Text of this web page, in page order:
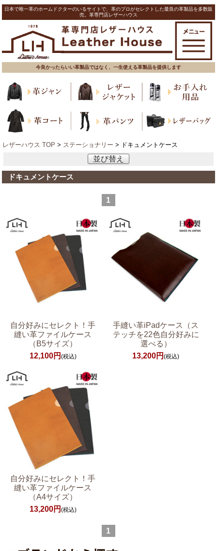
日本で唯一革のホームドクターのいるサイトで、革のプロがセレクトした最良の革製品を多数販
売。革専門店レザーハウス
今良かったらいい革製品ではなく、一生使える革製品を提供します
レザーハウス TOP > ステーショナリー > ドキュメントケース
並び替え
ドキュメントケース
1
自分好みにセレクト！手
縫い革ファイルケース
（B5サイズ）
12,100円 (税込)
手縫い革iPadケース（ス
テッチを22色自分好みに
選べる）
13,200円(税込)
自分好みにセレクト！手
縫い革ファイルケース
（A4サイズ）
13,200円 (税込)
1